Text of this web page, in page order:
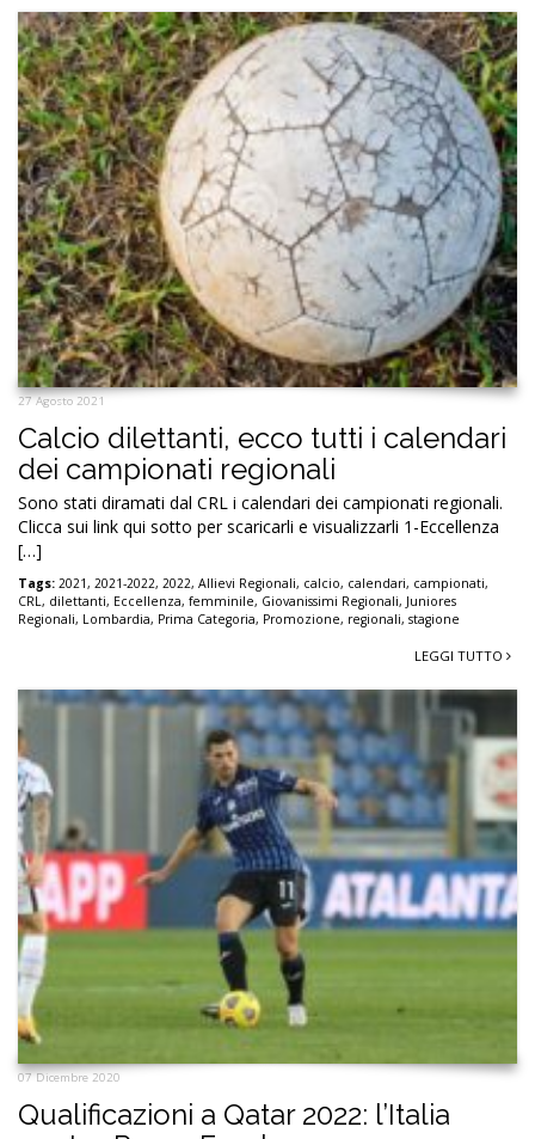
27 Agosto 2021
Calcio dilettanti, ecco tutti i calendari
dei campionati regionali
Sono stati diramati dal CRL i calendari dei campionati regionali.
Clicca sui link qui sotto per scaricarli e visualizzarli 1-Eccellenza
[…]
Tags: 2021, 2021-2022, 2022, Allievi Regionali, calcio, calendari, campionati,
CRL , dilettanti, Eccellenza, femminile, Giovanissimi Regionali, Juniores
Regionali, Lombardia, Prima Categoria, Promozione, regionali, stagione
LEGGI TUTTO
07 Dicembre 2020
Qualificazioni a Qatar 2022: l’Italia